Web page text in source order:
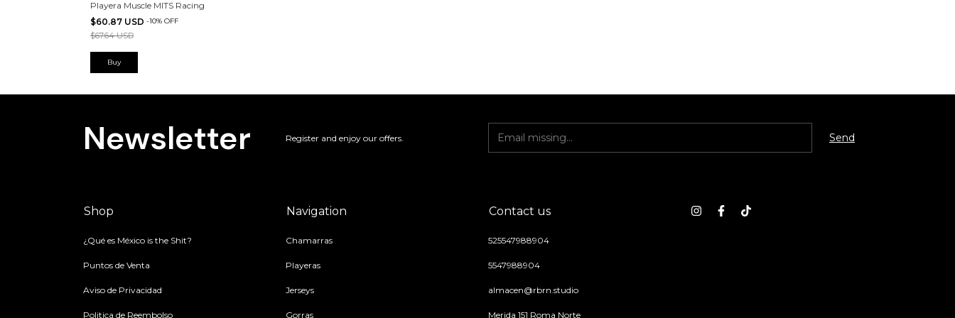
Playera Muscle MITS Racing
$60.87 USD -10% OFF
$67.64 USD
Buy
Newsletter Register and enjoy our offers.
Shop
¿Qué es México is the Shit?
Puntos de Venta
Aviso de Privacidad
Politica de Reembolso
Navigation
Chamarras
Playeras
Jerseys
Gorras
Contact us
525547988904
5547988904
almacen@rbrn.studio
Merida 151 Roma Norte